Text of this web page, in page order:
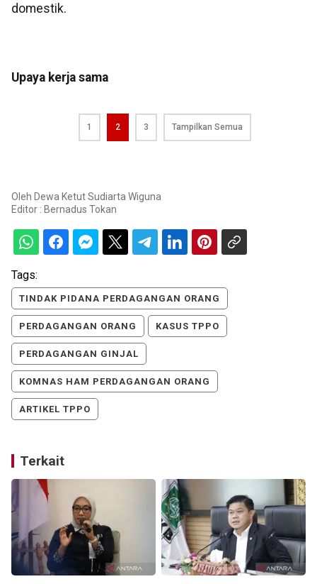
domestik.
Upaya kerja sama
1 2 3 Tampilkan Semua
Oleh Dewa Ketut Sudiarta Wiguna
Editor : Bernadus Tokan
Tags:
TINDAK PIDANA PERDAGANGAN ORANG
PERDAGANGAN ORANG KASUS TPPO
PERDAGANGAN GINJAL
KOMNAS HAM PERDAGANGAN ORANG
ARTIKEL TPPO
Terkait